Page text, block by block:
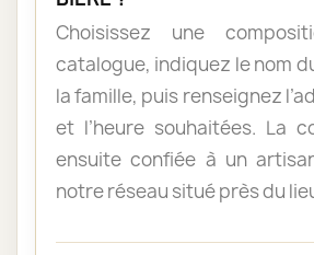
Choisissez une
catalogue, indiquez le nom
la famille, puis renseignez
et l’heure souhaitées. La
ensuite confiée à un
notre réseau situé près du